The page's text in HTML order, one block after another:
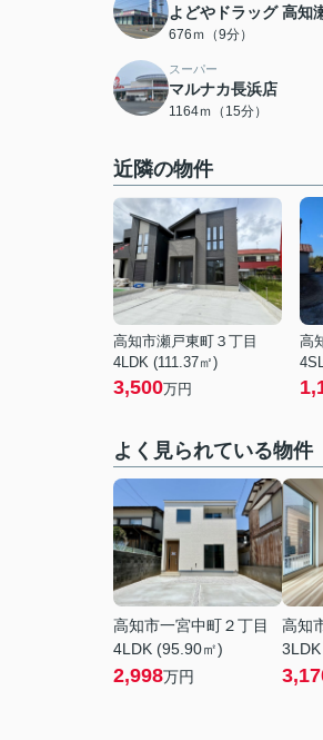
よどやドラッグ 高知
676ｍ（9分）
スーパー
マルナカ長浜店
1164ｍ（15分）
近隣の物件
高知市瀬戸東町３丁目
4LDK (111.37㎡)
3,500万円
高
よく見られている物件
高知市一宮中町２丁目
4LDK (95.90㎡)
2,998万円
高知